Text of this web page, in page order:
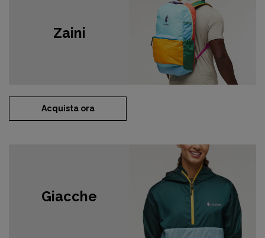
Zaini
Acquista ora
Giacche